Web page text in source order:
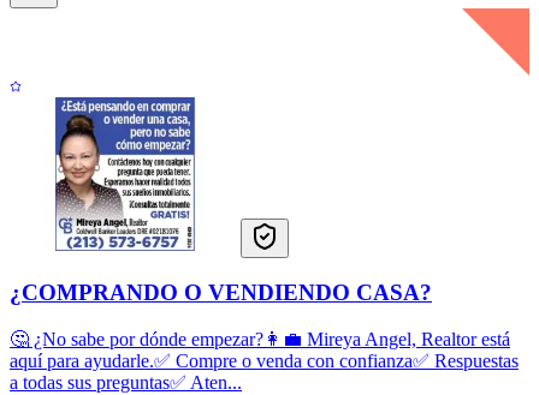
¿COMPRANDO O VENDIENDO CASA?
🤔 ¿No sabe por dónde empezar?👩‍💼 Mireya Angel, Realtor está
aquí para ayudarle.✅ Compre o venda con confianza✅ Respuestas
a todas sus preguntas✅ Aten...